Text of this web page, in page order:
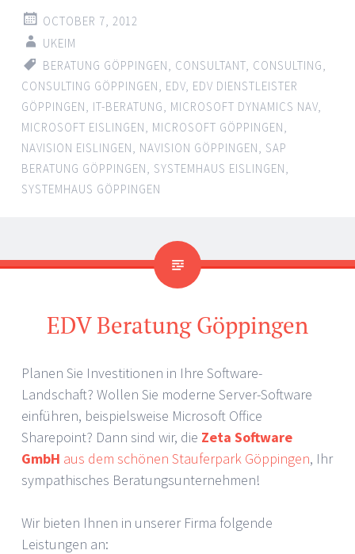
OCTOBER 7, 2012
UKEIM
BERATUNG GÖPPINGEN, CONSULTANT, CONSULTING,
CONSULTING GÖPPINGEN, EDV, EDV DIENSTLEISTER
GÖPPINGEN, IT-BERATUNG, MICROSOFT DYNAMICS NAV,
MICROSOFT EISLINGEN, MICROSOFT GÖPPINGEN,
NAVISION EISLINGEN, NAVISION GÖPPINGEN, SAP
BERATUNG GÖPPINGEN, SYSTEMHAUS EISLINGEN,
SYSTEMHAUS GÖPPINGEN
EDV Beratung Göppingen
Planen Sie Investitionen in Ihre Software-
Landschaft? Wollen Sie moderne Server-Software
einführen, beispielsweise Microsoft Office
Sharepoint? Dann sind wir, die Zeta Software
GmbH aus dem schönen Stauferpark Göppingen, Ihr
sympathisches Beratungsunternehmen!
Wir bieten Ihnen in unserer Firma folgende
Leistungen an: